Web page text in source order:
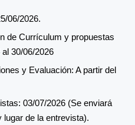
06/2026.
de Currículum y propuestas
30/06/2026
y Evaluación: A partir del
03/07/2026 (Se enviará
lugar de la entrevista).